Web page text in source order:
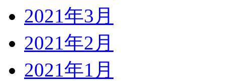
2021年3月
2021年2月
2021年1月